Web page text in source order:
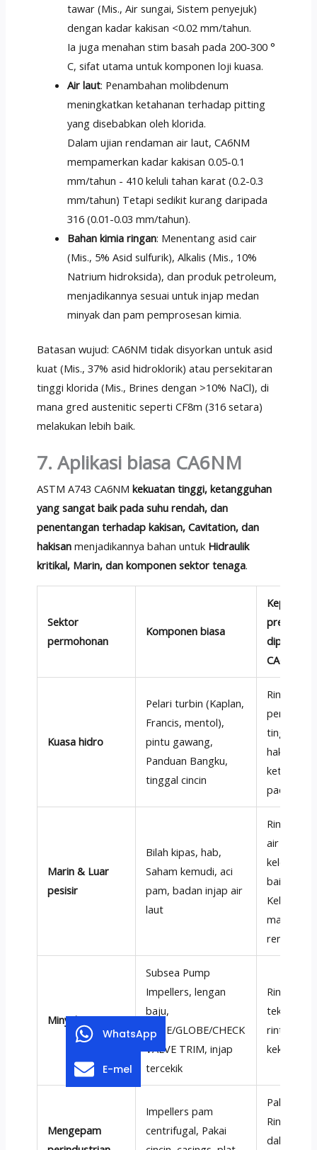
tawar (Mis., Air sungai, Sistem penyejuk)
dengan kadar kakisan <0.02 mm/tahun.
Ia juga menahan stim basah pada 200-300 °
C, sifat utama untuk komponen loji kuasa.
Air laut: Penambahan molibdenum
meningkatkan ketahanan terhadap pitting
yang disebabkan oleh klorida.
Dalam ujian rendaman air laut, CA6NM
mempamerkan kadar kakisan 0.05-0.1
mm/tahun - 410 keluli tahan karat (0.2-0.3
mm/tahun) Tetapi sedikit kurang daripada
316 (0.01-0.03 mm/tahun).
Bahan kimia ringan: Menentang asid cair
(Mis., 5% Asid sulfurik), Alkalis (Mis., 10%
Natrium hidroksida), dan produk petroleum,
menjadikannya sesuai untuk injap medan
minyak dan pam pemprosesan kimia.
Batasan wujud: CA6NM tidak disyorkan untuk asid
kuat (Mis., 37% asid hidroklorik) atau persekitaran
tinggi klorida (Mis., Brines dengan >10% NaCl), di
mana gred austenitic seperti CF8m (316 setara)
melakukan lebih baik.
7. Aplikasi biasa CA6NM
ASTM A743 CA6NM kekuatan tinggi, ketangguhan
yang sangat baik pada suhu rendah, dan
penentangan terhadap kakisan, Cavitation, dan
hakisanmenjadikannya bahan untuk Hidraulik
kritikal, Marin, dan komponen sektor tenaga.
Sektor
permohonan
Komponen biasa
Keperluan
prestasi
dipenuhi
CA6NM
Kuasa hidro
Pelari turbin (Kaplan,
Francis, mentol),
pintu gawang,
Panduan Bangku,
tinggal cincin
Rintangan
tinggi,
hakisan,
pada
Marin & Luar
pesisir
Bilah kipas, hab,
Saham kemudi, aci
pam, badan injap air
laut
Rintangan
air laut,
keletihan
baik,
magnet
rendah
Minyak & Gas
Subsea Pump
Impellers, lengan
baju,
GATE/GLOBE/CHECK
VALVE TRIM, injap
tercekik
Rintangan
tekanan
rintangan
kekuatan
Mengepam
Impellers pam
centrifugal, Pakai
Pakai
Rintangan
dalam air
WhatsApp
E-mel